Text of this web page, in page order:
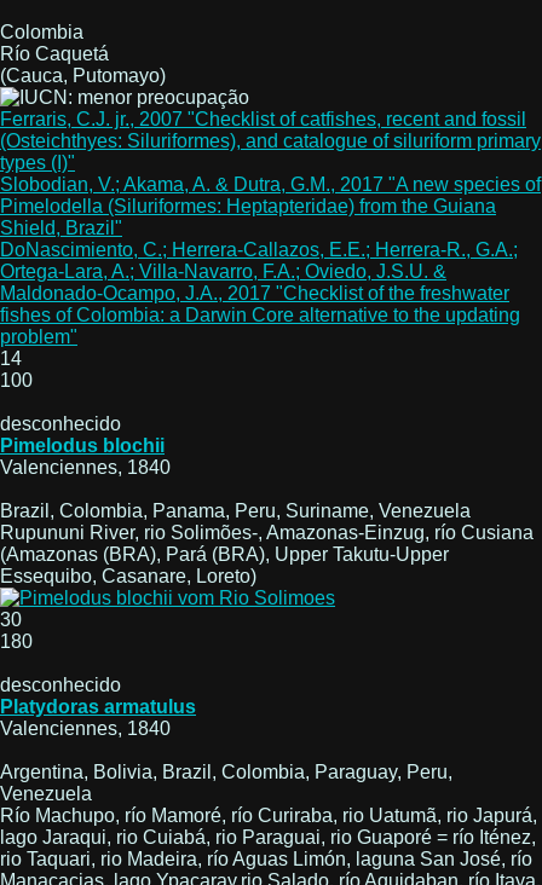
Colombia
Río Caquetá
(Cauca, Putomayo)
Ferraris, C.J. jr., 2007 "Checklist of catfishes, recent and fossil
(Osteichthyes: Siluriformes), and catalogue of siluriform primary
types (I)"
Slobodian, V.; Akama, A. & Dutra, G.M., 2017 "A new species of
Pimelodella (Siluriformes: Heptapteridae) from the Guiana
Shield, Brazil"
DoNascimiento, C.; Herrera-Callazos, E.E.; Herrera-R., G.A.;
Ortega-Lara, A.; Villa-Navarro, F.A.; Oviedo, J.S.U. &
Maldonado-Ocampo, J.A., 2017 "Checklist of the freshwater
fishes of Colombia: a Darwin Core alternative to the updating
problem"
14
100
desconhecido
Pimelodus blochii
Valenciennes, 1840
Brazil, Colombia, Panama, Peru, Suriname, Venezuela
Rupununi River, rio Solimões-, Amazonas-Einzug, río Cusiana
(Amazonas (BRA), Pará (BRA), Upper Takutu-Upper
Essequibo, Casanare, Loreto)
30
180
desconhecido
Platydoras armatulus
Valenciennes, 1840
Argentina, Bolivia, Brazil, Colombia, Paraguay, Peru,
Venezuela
Río Machupo, río Mamoré, río Curiraba, rio Uatumã, rio Japurá,
lago Jaraqui, rio Cuiabá, rio Paraguai, rio Guaporé = río Iténez,
rio Taquari, rio Madeira, río Aguas Limón, laguna San José, río